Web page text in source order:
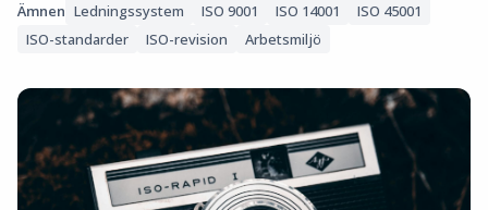
Ämnen Ledningssystem ISO 9001 ISO 14001
ISO 45001
ISO-standarder
ISO-revision Arbetsmiljö